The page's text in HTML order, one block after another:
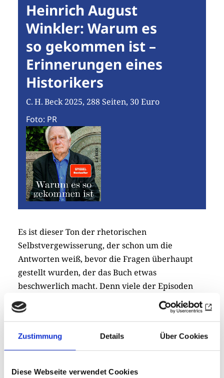
Zustimmung Details Über Cookies
Diese Webseite verwendet Cookies
Heinrich August
Winkler: Warum es
so gekommen ist –
Erinnerungen eines
Historikers
C. H. Beck 2025, 288 Seiten, 30 Euro
Foto: PR
Es ist dieser Ton der rhetorischen
Selbstvergewisserung, der schon um die
Antworten weiß, bevor die Fragen überhaupt
gestellt wurden, der das Buch etwas
beschwerlich macht. Denn viele der Episoden
und Begegnungen ergeben überhaupt nur einen
Zusammenhang, weil sie dem Autor im Laufe
nur in wenigen Fällen dann auch zu einer
intellektuellen Autobiografie zusammenwächst,
die womöglich von Zweifeln, Enttäuschungen